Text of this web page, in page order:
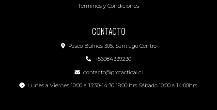
Términos y Condiciones
CONTACTO
Paseo Bulnes 305, Santiago Centro
+56984339230
contacto@protactical.cl
Lunes a Viernes 10:00 a 13:30-14:30 18:00 hrs Sábado 10:00 a 14:00hrs.